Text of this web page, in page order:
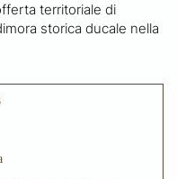
territoriale di
storica ducale nella